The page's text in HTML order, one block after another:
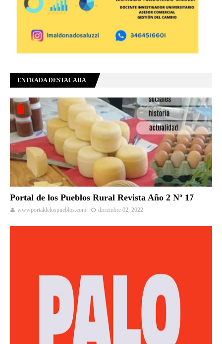
ENTRADA DESTACADA
Portal de los Pueblos Rural Revista Año 2 Nº 17
wwwportaldelospueblos.com diciembre 02, 2022